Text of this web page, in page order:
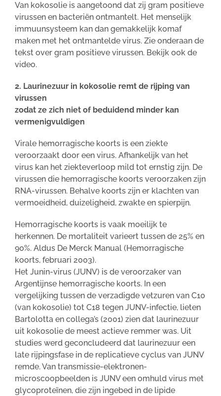
Van kokosolie is aangetoond dat zij gram positieve
virussen en bacteriën ontmantelt. Het menselijk
immuunsysteem kan dan gemakkelijk komaf
maken met het ontmantelde virus. Zie onderaan de
tekst over gram positieve virussen. Bekijk ook de
video.
2. Laurinezuur in kokosolie remt de rijping van
virussen
zodat ze zich niet of beduidend minder kan
vermenigvuldigen
Virale hemorragische koorts is een ziekte
veroorzaakt door een virus. Afhankelijk van het
virus kan het ziekteverloop mild tot ernstig zijn. De
virussen die hemorragische koorts veroorzaken zijn
RNA-virussen. Behalve koorts zijn er klachten van
vermoeidheid, duizeligheid, zwakte en spierpijn.
Hemorragische koorts is vaak moeilijk te
herkennen. De mortaliteit varieert tussen de 25% en
90%. Aldus De Merck Manual (Hemorragische
koorts, februari 2003).
Het Junin-virus (JUNV) is de veroorzaker van
Argentijnse hemorragische koorts. In een
vergelijking tussen de verzadigde vetzuren van C10
(van kokosolie) tot C18 tegen JUNV-infectie, lieten
Bartolotta en collega’s (2001) zien dat laurinezuur
uit kokosolie de meest actieve remmer was. Uit
studies werd geconcludeerd dat laurinezuur een
late rijpingsfase in de replicatieve cyclus van JUNV
remde. Van transmissie-elektronen-
microscoopbeelden is JUNV een omhuld virus met
glycoproteïnen, die zijn ingebed in de lipide